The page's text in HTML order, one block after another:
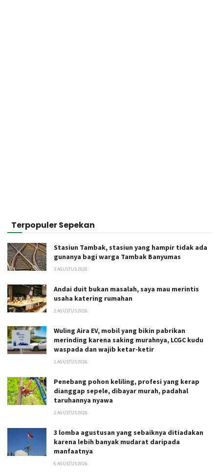
Terpopuler Sepekan
Stasiun Tambak, stasiun yang hampir tidak ada
gunanya bagi warga Tambak Banyumas
3 AGUSTUS 2026
Andai duit bukan masalah, saya mau merintis
usaha katering rumahan
2 AGUSTUS 2026
Wuling Aira EV, mobil yang bikin pabrikan
merinding karena saking murahnya, LCGC kudu
waspada dan wajib ketar-ketir
1 AGUSTUS 2026
Penebang pohon keliling, profesi yang kerap
dianggap sepele, dibayar murah, padahal
taruhannya nyawa
2 AGUSTUS 2026
3 lomba agustusan yang sebaiknya ditiadakan
karena lebih banyak mudarat daripada
manfaatnya
6 AGUSTUS 2026